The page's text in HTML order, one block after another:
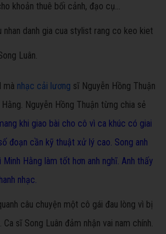
khoản thuê bối cảnh, đạo cụ...
Luân.
mà nhạc cải lương sĩ Nguyễn Hồng Thuận
Nguyễn Hồng Thuận từng chia sẻ
khi giao bài cho cô vì ca khúc có giai
đoạn cần kỹ thuật xử lý cao. Song anh
Hằng làm tốt hơn anh nghĩ. Anh thấy
nhạc.
câu chuyện một cô gái đau lòng vì bị
sĩ Song Luân đảm nhận vai nam chính.